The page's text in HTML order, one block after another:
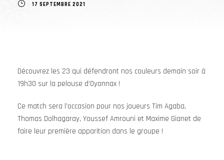
17 SEPTEMBRE 2021
Découvrez les 23 qui défendront nos couleurs demain soir à
19h30 sur la pelouse d’Oyonnax !
Ce match sera l’occasion pour nos joueurs Tim Agaba,
Thomas Dolhagaray, Youssef Amrouni et Maxime Gianet de
faire leur première apparition dans le groupe !